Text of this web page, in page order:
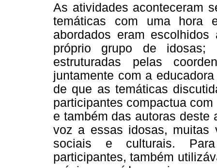
As atividades aconteceram
temáticas com uma hora
abordados eram
próprio grupo de idosas;
estruturadas pelas
juntamente com a
de que as temáticas
participantes compactua
e também das autoras deste
voz a essas idosas, muitas
sociais e culturais.
participantes, também